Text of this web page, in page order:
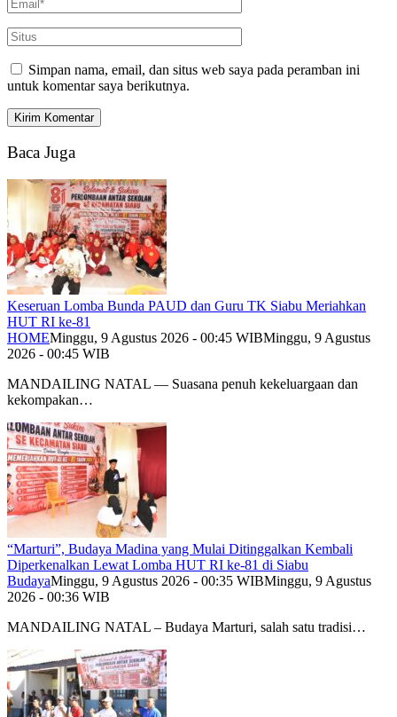
Simpan nama, email, dan situs web saya pada peramban ini
untuk komentar saya berikutnya.
Baca Juga
Keseruan Lomba Bunda PAUD dan Guru TK Siabu Meriahkan
HUT RI ke-81
HOMEMinggu, 9 Agustus 2026 - 00:45 WIBMinggu, 9 Agustus
2026 - 00:45 WIB
MANDAILING NATAL — Suasana penuh kekeluargaan dan
kekompakan…
“Marturi”, Budaya Madina yang Mulai Ditinggalkan Kembali
Diperkenalkan Lewat Lomba HUT RI ke-81 di Siabu
BudayaMinggu, 9 Agustus 2026 - 00:35 WIBMinggu, 9 Agustus
2026 - 00:36 WIB
MANDAILING NATAL – Budaya Marturi, salah satu tradisi…